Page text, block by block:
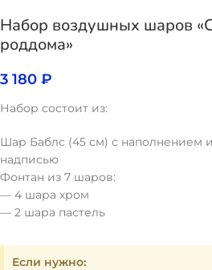
Набор воздушных шаров
роддома»
3 180 ₽
Набор состоит из:
Шар Баблс (45 см) с наполнением
надписью
Фонтан из 7 шаров:
— 4 шара хром
— 2 шара пастель
Если нужно: